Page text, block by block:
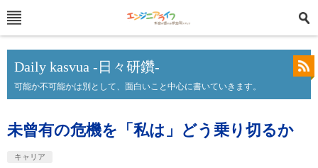
Daily kasvua -日々研鑽-
可能か不可能かは別として、面白いこと中心に書いていきます。
未曾有の危機を「私は」どう乗り切るか
キャリア